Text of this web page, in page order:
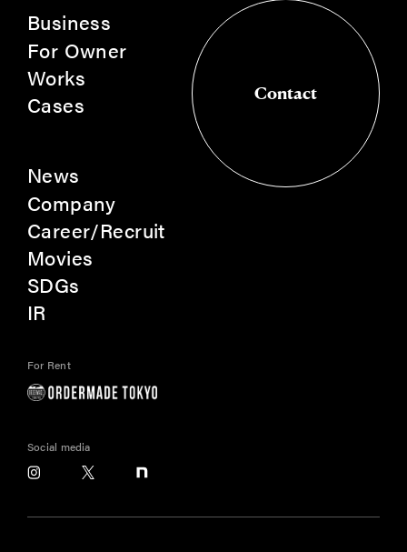
Business
For Owner
Works
Cases
News
Company
Career/Recruit
Movies
SDGs
IR
For Rent
Social media
Contact